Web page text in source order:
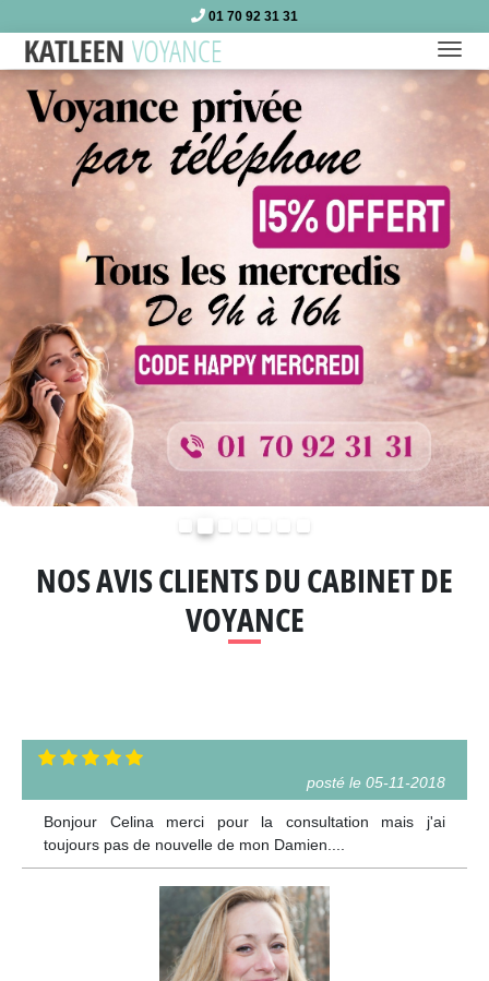
01 70 92 31 31
NOS AVIS CLIENTS DU CABINET DE
VOYANCE
posté le 05-11-2018
Bonjour Celina merci pour la consultation mais j'ai
toujours pas de nouvelle de mon Damien....